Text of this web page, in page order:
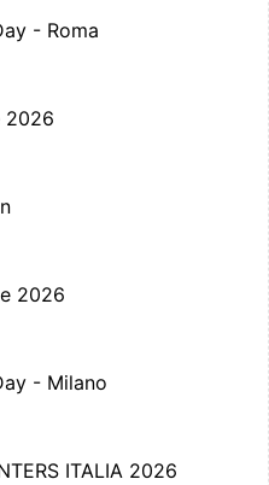
- Roma
2026
2026
- Milano
ITALIA 2026